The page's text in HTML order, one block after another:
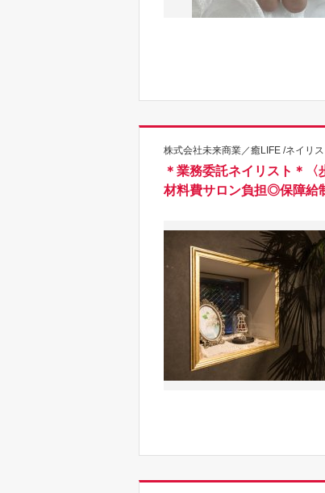
株式会社未来商業／癒LIFE /ネイリス
＊業務委託ネイリスト＊
材料費サロン負担◎保障給